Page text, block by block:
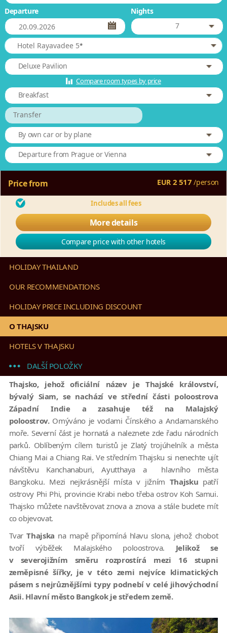
Departure
Nights
7
Hotel Rayavadee 5*
Deluxe Pavilion
Compare room types by price
Breakfast
Transfer
By own car or by plane
Departure from Prague or Vienna
Price from EUR 2 517 /person
Includes all fees
More details
Compare price with other hotels
HOLIDAY THAILAND
OUR RECOMMENDATIONS
HOLIDAY PRICE INCLUDING DISCOUNT
O THAJSKU
HOTELS V THAJSKU
DALŠÍ POLOŽKY
Thajsko, jehož oficiální název je Thajské království,
bývalý Siam, se nachází ve střední části poloostrova
Západní Indie a zasahuje též na Malajský
poloostrov.Omýváno je vodami Čínského a Andamanského
moře. Severní část je hornatá a naleznete zde řadu národních
parků. Oblíbeným cílem turistů je Zlatý trojúhelník a města
Chiang Mai a Chiang Rai. Ve středním Thajsku si nenechte ujít
návštěvu Kanchanaburi, Ayutthaya a hlavního města
Bangkoku. Mezi nejkrásnější místa v jižním Thajsku patří
ostrovy Phi Phi, provincie Krabi nebo třeba ostrov Koh Samui.
Thajsko můžete navštěvovat znova a znova a stále budete mít
co objevovat.
TvarThajska na mapě připomíná hlavu slona, jehož chobot
tvoří výběžek Malajského poloostrova. Jelikož se
v severojižním směru rozprostírá mezi 16 stupni
zeměpisné šířky, je v této zemi nejvíce klimatických
pásem s nejrůznějšími typy podnebí v celé jihovýchodní
Asii. Hlavní město Bangkok je středem země.